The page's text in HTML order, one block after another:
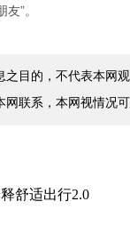
”。
目的，不代表本网
联系，本网视情况可
舒适出行2.0